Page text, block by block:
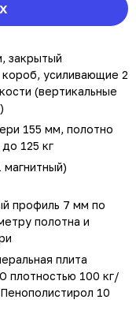
закрытый
усиливающие 2
(вертикальные
155 мм, полотно
125 кг
магнитный)
профиль 7 мм по
полотна и
плита
плотностью 100 кг/
10